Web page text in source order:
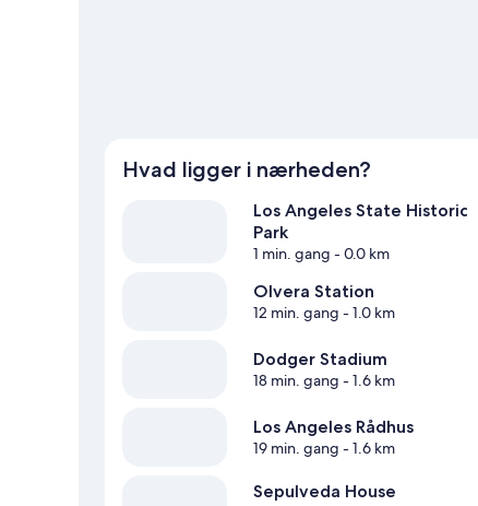
Hvad ligger i nærheden?
Los Angeles State Historic
Park
1 min. gang - 0.0 km
Olvera Station
12 min. gang - 1.0 km
Dodger Stadium
18 min. gang - 1.6 km
Los Angeles Rådhus
19 min. gang - 1.6 km
Sepulveda House